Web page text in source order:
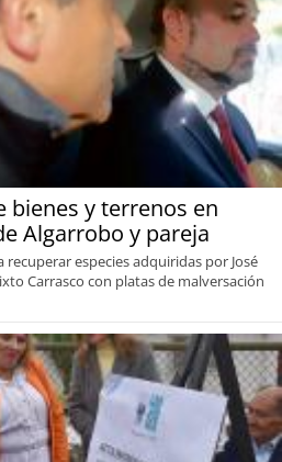
bienes y terrenos en
Algarrobo y pareja
recuperar especies adquiridas por José
Carrasco con platas de malversación